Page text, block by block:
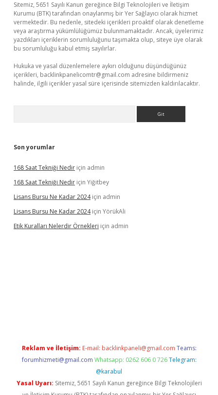
Sitemiz, 5651 Sayılı Kanun gereğince Bilgi Teknolojileri ve İletişim
Kurumu (BTK) tarafından onaylanmış bir Yer Sağlayıcı olarak hizmet
vermektedir. Bu nedenle, sitedeki içerikleri proaktif olarak denetleme
veya araştırma yükümlülüğümüz bulunmamaktadır. Ancak, üyelerimiz
yazdıkları içeriklerin sorumluluğunu taşımakta olup, siteye üye olarak
bu sorumluluğu kabul etmiş sayılırlar.
Hukuka ve yasal düzenlemelere aykırı olduğunu düşündüğünüz
içerikleri, backlinkpanelicomtr@gmail.com adresine bildirmeniz
halinde, ilgili içerikler yasal süre içerisinde sitemizden kaldırılacaktır.
Son yorumlar
168 Saat Tekniği Nedir için admin
168 Saat Tekniği Nedir için Yiğitbey
Lisans Bursu Ne Kadar 2024için admin
Lisans Bursu Ne Kadar 2024için YörükAli
Etik Kuralları Nelerdir Örnekleri için admin
Reklam ve İletişim: E-mail: backlinkpaneli@gmail.com Teams:
forumhizmeti@gmail.com Whatsapp: 0262 606 0 726 Telegram:
@karabul
Yasal Uyarı: Sitemiz, 5651 Sayılı Kanun gereğince Bilgi Teknolojileri